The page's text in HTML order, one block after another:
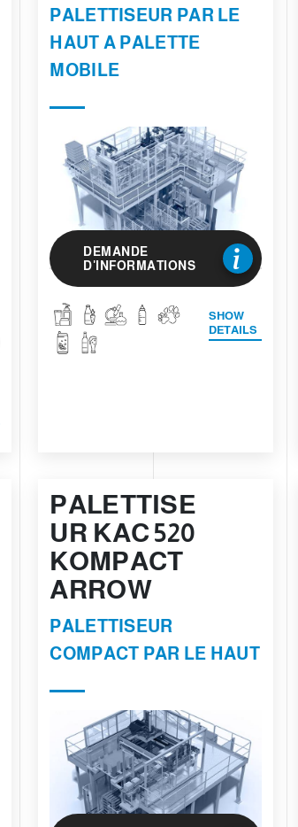
PALETTISEUR PAR LE
HAUT A PALETTE
MOBILE
DEMANDE
D'INFORMATIONS
SHOW
DETAILS
PALETTISE
UR KAC 520
KOMPACT
ARROW
PALETTISEUR
COMPACT PAR LE HAUT